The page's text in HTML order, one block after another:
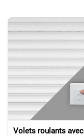
Volets roulants avec